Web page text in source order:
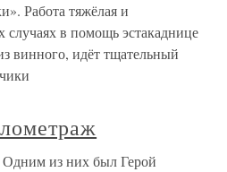
Работа тяжёлая и
случаях в помощь эстакаднице
винного, идёт тщательный
Одним из них был Герой